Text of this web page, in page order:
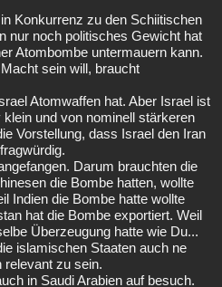
Konkurrenz zu den Schiitischen
nur noch politisches Gewicht hat
Atombombe untermauern kann.
sein will, braucht
Atomwaffen hat. Aber Israel ist
und von nominell stärkeren
Vorstellung, dass Israel den Iran
Darum brauchten die
die Bombe hatten, wollte
Indien die Bombe hatte wollte
hat die Bombe exportiert. Weil
Überzeugung hatte wie Du...
islamischen Staaten auch ne
relevant zu sein.
in Saudi Arabien auf besuch.